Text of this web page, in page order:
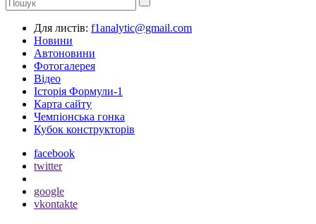
Для листів: f1analytic@gmail.com
Новини
Автоновини
Фотогалерея
Відео
Історія Формули-1
Карта сайту
Чемпіонська гонка
Кубок конструкторів
facebook
twitter
google
vkontakte